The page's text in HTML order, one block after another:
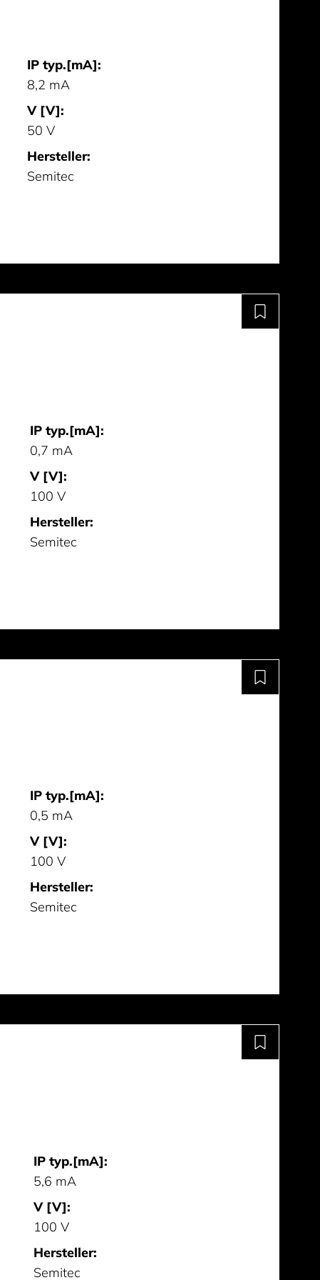
IP typ.[mA]:
8,2 mA
V [V]:
50 V
Hersteller:
Semitec
IP typ.[mA]:
0,7 mA
V [V]:
100 V
Hersteller:
Semitec
IP typ.[mA]:
0,5 mA
V [V]:
100 V
Hersteller:
Semitec
IP typ.[mA]:
5,6 mA
V [V]:
100 V
Hersteller:
Semitec